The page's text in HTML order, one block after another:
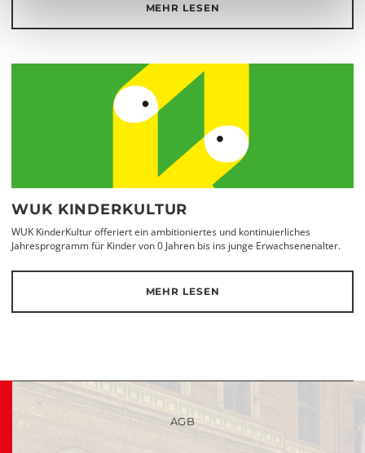
MEHR LESEN
WUK KINDERKULTUR
WUK KinderKultur offeriert ein ambitioniertes und kontinuierliches
Jahresprogramm für Kinder von 0 Jahren bis ins junge Erwachsenenalter.
MEHR LESEN
AGB